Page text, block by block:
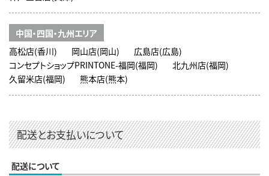
中国・四国・九州エリア
高松店(香川)
岡山店(岡山)
広島店(広島)
コンセプトショップPRINTONE-福岡(福岡)
北九州店(福岡)
久留米店(福岡)
熊本店(熊本)
配送とお支払いについて
配送について